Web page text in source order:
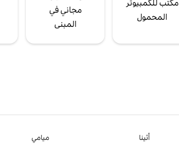
مكتب للكمبيوتر
المحمول
مجاني في
المبنى
أثينا
ميامي